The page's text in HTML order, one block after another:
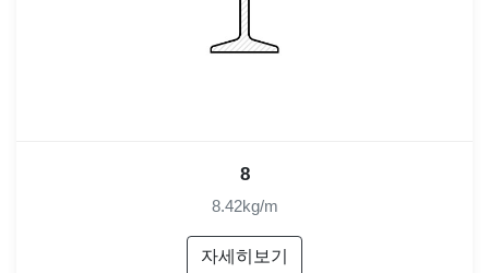
8
8.42kg/m
자세히보기